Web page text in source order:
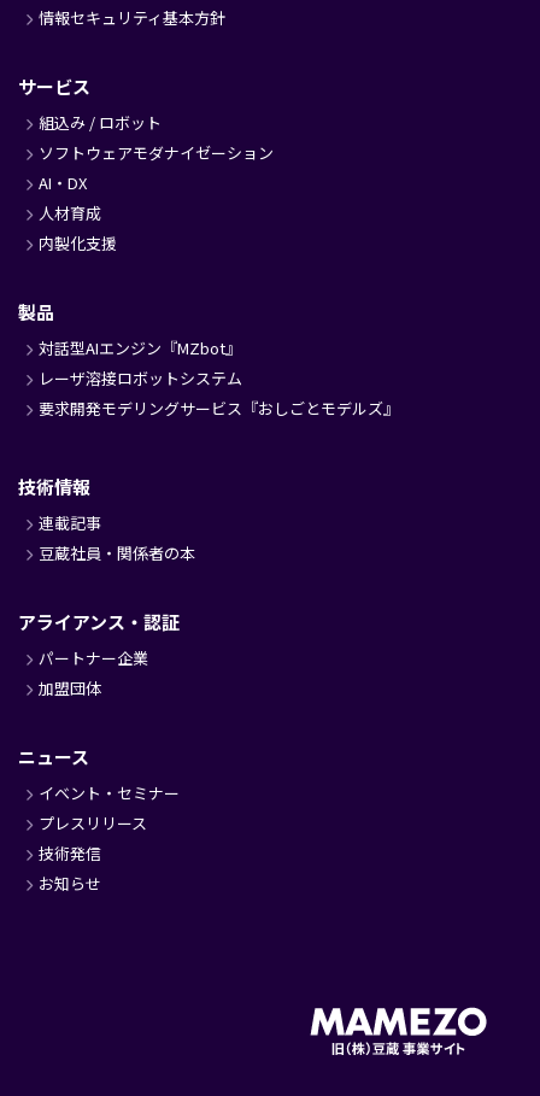
情報セキュリティ基本方針
サービス
組込み / ロボット
ソフトウェアモダナイゼーション
AI・DX
人材育成
内製化支援
製品
対話型AIエンジン『MZbot』
レーザ溶接ロボットシステム
要求開発モデリングサービス『おしごとモデルズ』
技術情報
連載記事
豆蔵社員・関係者の本
アライアンス・認証
パートナー企業
加盟団体
ニュース
イベント・セミナー
プレスリリース
技術発信
お知らせ